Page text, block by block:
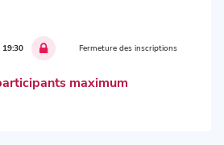
19:30 Fermeture des inscriptions
maximum